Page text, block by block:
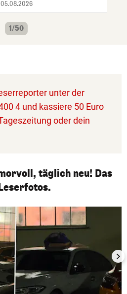
05.08.2026
1/50
unter der
4 und kassiere 50 Euro
oder dein
täglich neu! Das